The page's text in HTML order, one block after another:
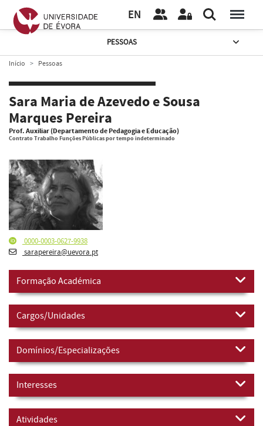
EN
PESSOAS
Início Pessoas
Sara Maria de Azevedo e Sousa
Marques Pereira
Prof. Auxiliar (Departamento de Pedagogia e Educação)
Contrato Trabalho Funções Públicas por tempo indeterminado
0000-0003-0627-9938
sarapereira@uevora.pt
Formação Académica
Cargos/Unidades
Domínios/Especializações
Interesses
Atividades